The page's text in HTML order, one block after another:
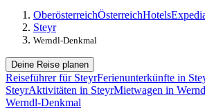
OberösterreichÖsterreichHotels
Steyr
Werndl-Denkmal
Deine Reise planen
Reiseführer für SteyrFerienunterkünfte in
SteyrAktivitäten in SteyrMietwagen in
Werndl-Denkmal